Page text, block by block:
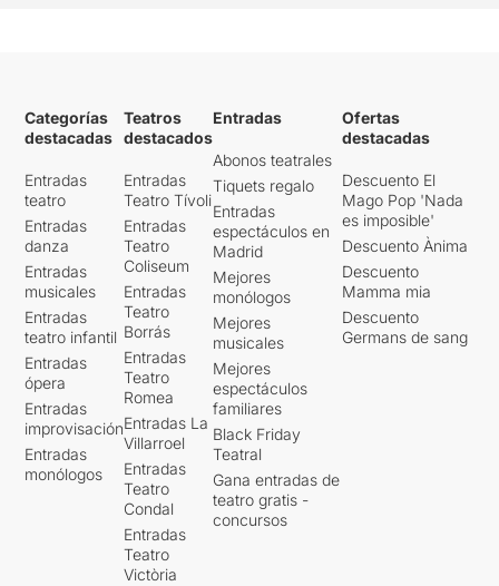
Categorías
destacadas
Entradas
teatro
Entradas
danza
Entradas
musicales
Entradas
teatro infantil
Entradas
ópera
Entradas
improvisación
Entradas
monólogos
Teatros
destacados
Entradas
Teatro Tívoli
Entradas
Teatro
Coliseum
Entradas
Teatro
Borrás
Entradas
Teatro
Romea
Entradas La
Villarroel
Entradas
Teatro
Condal
Entradas
Teatro
Victòria
Entradas
Abonos teatrales
Tiquets regalo
Entradas
espectáculos en
Madrid
Mejores
monólogos
Mejores
musicales
Mejores
espectáculos
familiares
Black Friday
Teatral
Gana entradas de
teatro gratis -
concursos
Ofertas
destacadas
Descuento El
Mago Pop 'Nada
es imposible'
Descuento Ànima
Descuento
Mamma mia
Descuento
Germans de sang